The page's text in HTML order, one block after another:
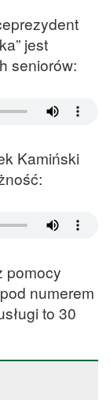
jest
seniorów:
Kamiński
pomocy
numerem
to 30